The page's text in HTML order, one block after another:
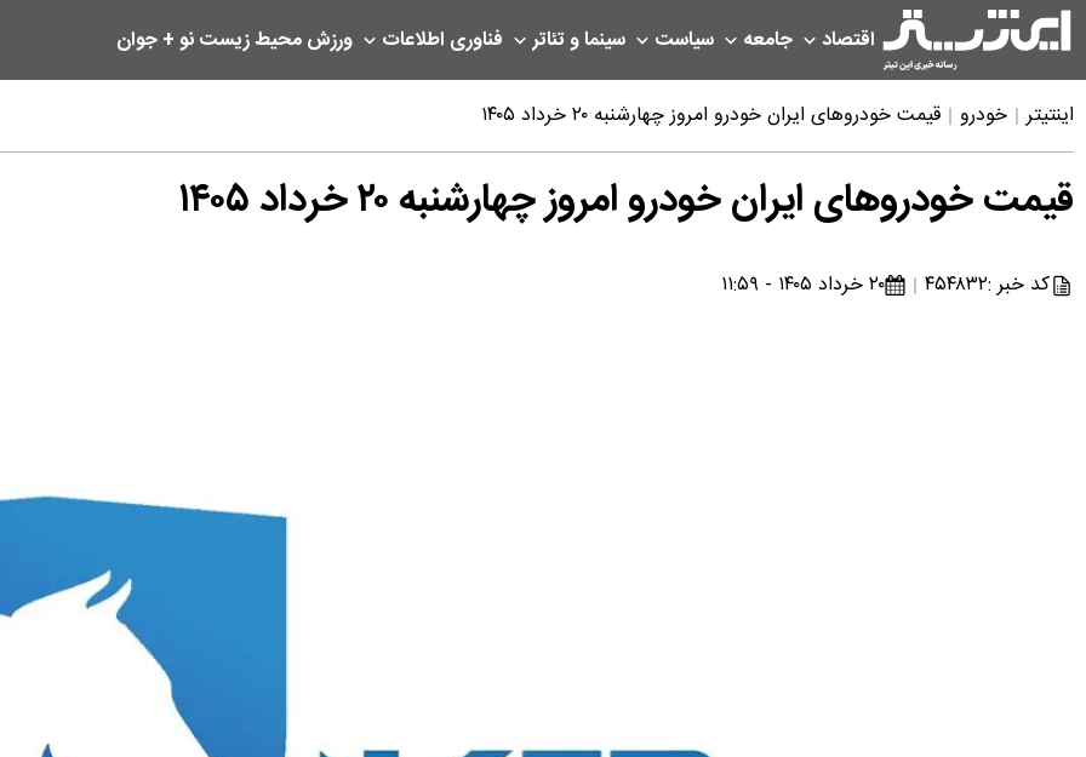
اقتصاد جامعه سیاست سینما و تئاتر فناوری اطلاعات ورزشمحیط زیستنو + جوان
اینتیتر خودرو قیمت خودروهای ایران خودرو امروز چهارشنبه ۲۰ خرداد ۱۴۰۵
قیمت خودروهای ایران خودرو امروز چهارشنبه ۲۰ خرداد ۱۴۰۵
کد خبر :۴۵۴۸۳۲ ۲۰ خرداد ۱۴۰۵ - ۱۱:۵۹